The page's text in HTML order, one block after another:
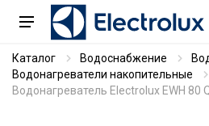
Каталог Водоснабжение
Водонагреватели накопительные
Водонагреватель Electrolux EWH 80